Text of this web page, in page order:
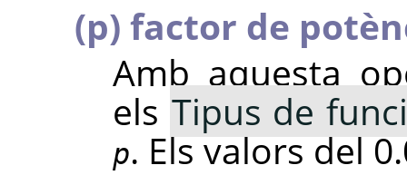
(p) factor de
Amb aquesta
els Tipus de
p. Els valors del